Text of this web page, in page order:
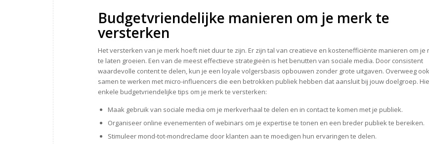
Budgetvriendelijke manieren om je merk te
versterken
Het versterken van je merk hoeft niet duur te zijn. Er zijn tal van creatieve en kostenefficiënte manieren om je
te laten groeien. Een van de meest effectieve strategieën is het benutten van sociale media. Door consistent
waardevolle content te delen, kun je een loyale volgersbasis opbouwen zonder grote uitgaven. Overweeg
samen te werken met micro-influencers die een betrokken publiek hebben dat aansluit bij jouw doelgroep.
enkele budgetvriendelijke tips om je merk te versterken:
Maak gebruik van sociale media om je merkverhaal te delen en in contact te komen met je publiek.
Organiseer online evenementen of webinars om je expertise te tonen en een breder publiek te bereiken.
Stimuleer mond-tot-mondreclame door klanten aan te moedigen hun ervaringen te delen.